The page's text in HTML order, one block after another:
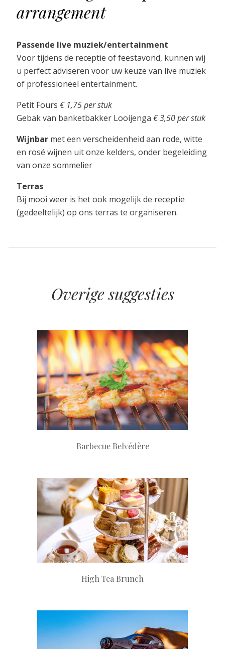
arrangement
Passende live muziek/entertainment
Voor tijdens de receptie of feestavond, kunnen wij
u perfect adviseren voor uw keuze van live muziek
of professioneel entertainment.
Petit Fours € 1,75 per stuk
Gebak van banketbakker Looijenga € 3,50 per stuk
Wijnbarmet een verscheidenheid aan rode, witte
en rosé wijnen uit onze kelders, onder begeleiding
van onze sommelier
Terras
Bij mooi weer is het ook mogelijk de receptie
(gedeeltelijk) op ons terras te organiseren.
Overige suggesties
+
Barbecue Belvédère
+
High Tea Brunch